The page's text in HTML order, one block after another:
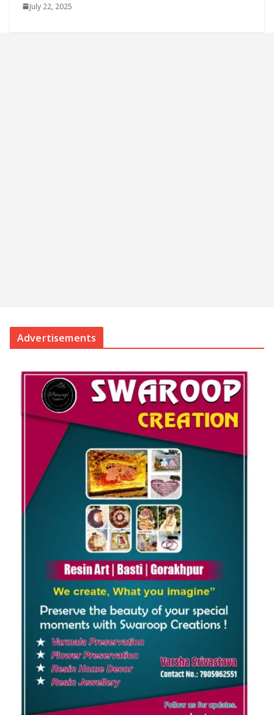
July 22, 2025
Advertisements